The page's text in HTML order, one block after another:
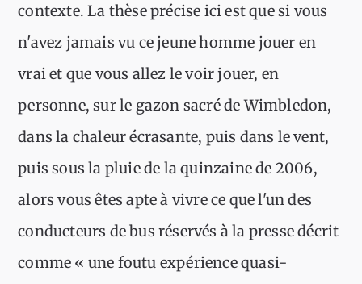
contexte. La thèse précise ici est que si vous
n'avez jamais vu ce jeune homme jouer en
vrai et que vous allez le voir jouer, en
personne, sur le gazon sacré de Wimbledon,
dans la chaleur écrasante, puis dans le vent,
puis sous la pluie de la quinzaine de 2006,
alors vous êtes apte à vivre ce que l'un des
conducteurs de bus réservés à la presse décrit
comme « une foutu expérience quasi-